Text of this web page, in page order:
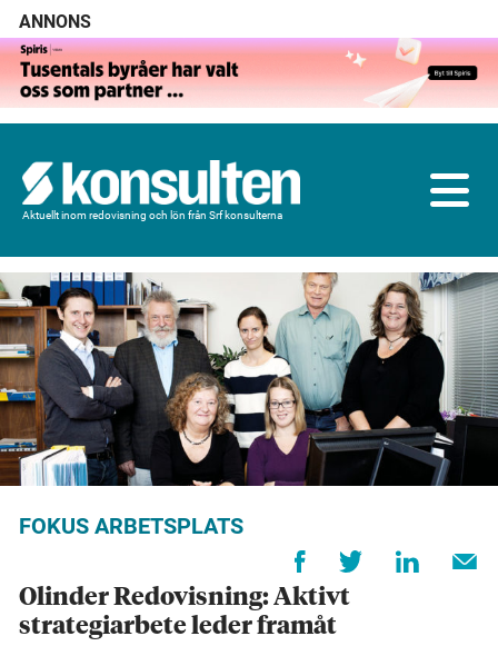
ANNONS
Aktuellt inom redovisning och lön från Srf konsulterna
FOKUS ARBETSPLATS
Olinder Redovisning: Aktivt
strategiarbete leder framåt